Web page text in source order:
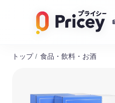
トップ / 食品・飲料・お酒